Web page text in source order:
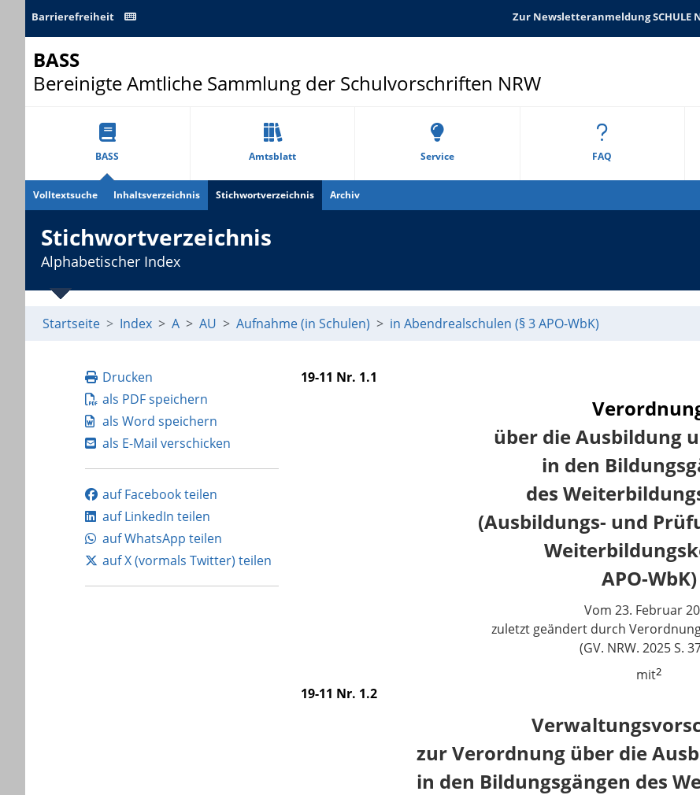
Barrierefreiheit Zur Newsletteranmeldung SCHULE
BASS
Bereinigte Amtliche Sammlung der Schulvorschriften NRW
BASS Amtsblatt Service FAQ
Volltextsuche Inhaltsverzeichnis Stichwortverzeichnis Archiv
Stichwortverzeichnis
Alphabetischer Index
Startseite Index A AU Aufnahme (in Schulen) in Abendrealschulen (§ 3 APO-WbK)
Drucken
als PDF speichern
als Word speichern
als E-Mail verschicken
auf Facebook teilen
auf LinkedIn teilen
auf WhatsApp teilen
auf X (vormals Twitter) teilen
19-11 Nr. 1.1
über die Ausbildung
in den
des
(Ausbildungs- und
APO-WbK)
Vom 23. Februar
zuletzt geändert durch
(GV. NRW. 2025 S.
mit2
19-11 Nr. 1.2
zur Verordnung über die
in den Bildungsgängen des